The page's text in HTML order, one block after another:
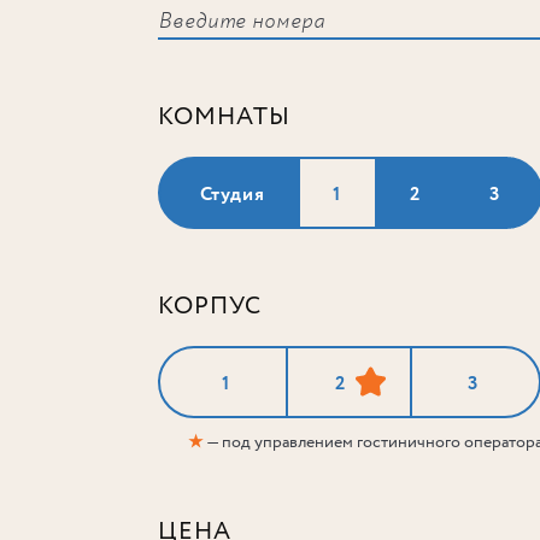
КОМНАТЫ
Студия 1 2 3
КОРПУС
1 2 3
★— под управлением гостиничного
ЦЕНА